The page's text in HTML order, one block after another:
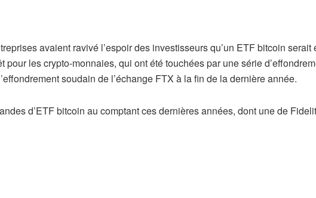
avaient ravivé l’espoir des investisseurs qu’un ETF bitcoin serait
pour les crypto-monnaies, qui ont été touchées par une série
soudain de l’échange FTX à la fin de la dernière année.
d’ETF bitcoin au comptant ces dernières années, dont une de